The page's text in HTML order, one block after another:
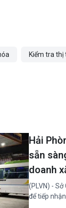
Kiểm tra
Hải
sẵn
doanh
(PLVN) -
để tiếp